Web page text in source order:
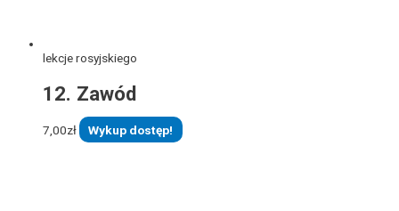
lekcje rosyjskiego
12. Zawód
7,00zł Wykup dostęp!